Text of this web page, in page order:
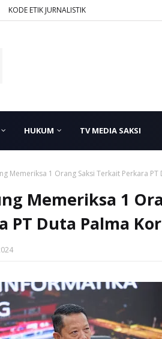
KODE ETIK JURNALISTIK
HUKUM TV MEDIA SAKSI
Memeriksa 1 Orang Saksi Terkait Perkara
Memeriksa 1
PT Duta Palma